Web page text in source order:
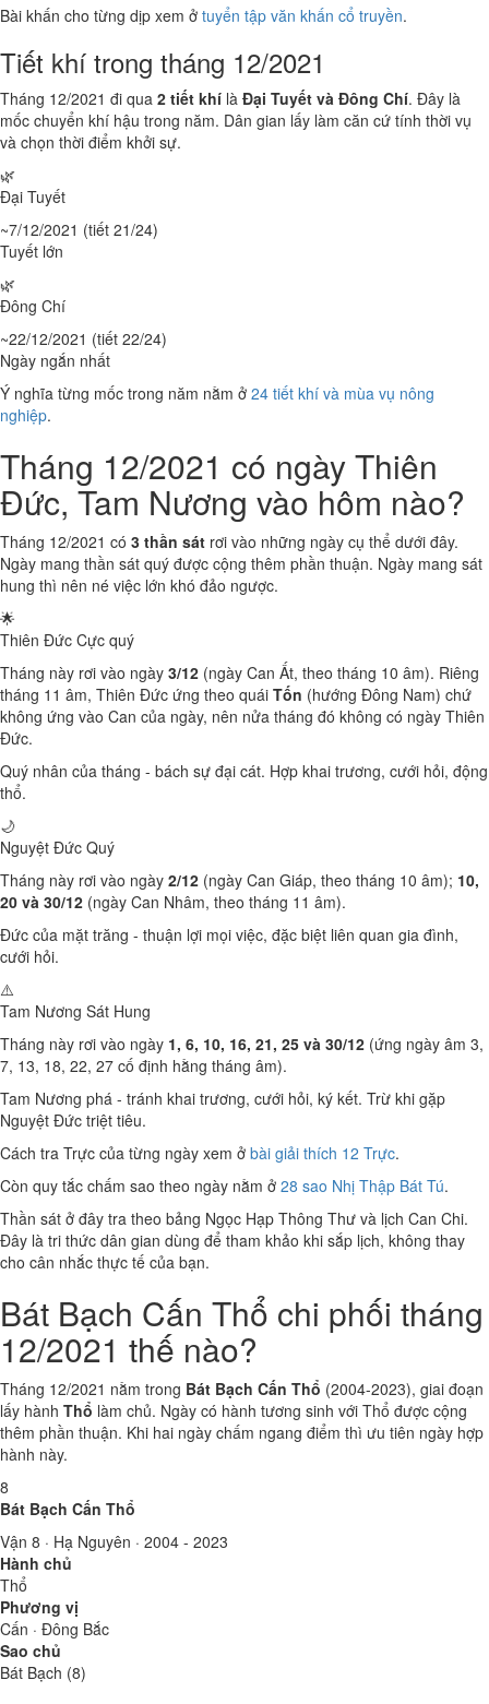
Bài khấn cho từng dịp xem ở tuyển tập văn khấn cổ truyền.
Tiết khí trong tháng 12/2021
Tháng 12/2021 đi qua 2 tiết khí là Đại Tuyết và Đông Chí. Đây là
mốc chuyển khí hậu trong năm. Dân gian lấy làm căn cứ tính thời vụ
và chọn thời điểm khởi sự.
🌿
Đại Tuyết
~7/12/2021 (tiết 21/24)
Tuyết lớn
🌿
Đông Chí
~22/12/2021 (tiết 22/24)
Ngày ngắn nhất
Ý nghĩa từng mốc trong năm nằm ở 24 tiết khí và mùa vụ nông
nghiệp.
Tháng 12/2021 có ngày Thiên
Đức, Tam Nương vào hôm nào?
Tháng 12/2021 có 3 thần sát rơi vào những ngày cụ thể dưới đây.
Ngày mang thần sát quý được cộng thêm phần thuận. Ngày mang sát
hung thì nên né việc lớn khó đảo ngược.
🌟
Thiên Đức Cực quý
Tháng này rơi vào ngày 3/12 (ngày Can Ất, theo tháng 10 âm). Riêng
tháng 11 âm, Thiên Đức ứng theo quái Tốn (hướng Đông Nam) chứ
không ứng vào Can của ngày, nên nửa tháng đó không có ngày Thiên
Đức.
Quý nhân của tháng - bách sự đại cát. Hợp khai trương, cưới hỏi, động
thổ.
🌙
Nguyệt Đức Quý
Tháng này rơi vào ngày 2/12 (ngày Can Giáp, theo tháng 10 âm); 10,
20 và 30/12 (ngày Can Nhâm, theo tháng 11 âm).
Đức của mặt trăng - thuận lợi mọi việc, đặc biệt liên quan gia đình,
cưới hỏi.
⚠️
Tam Nương Sát Hung
Tháng này rơi vào ngày 1, 6, 10, 16, 21, 25 và 30/12 (ứng ngày âm 3,
7, 13, 18, 22, 27 cố định hằng tháng âm).
Tam Nương phá - tránh khai trương, cưới hỏi, ký kết. Trừ khi gặp
Nguyệt Đức triệt tiêu.
Cách tra Trực của từng ngày xem ở bài giải thích 12 Trực.
Còn quy tắc chấm sao theo ngày nằm ở 28 sao Nhị Thập Bát Tú.
Thần sát ở đây tra theo bảng Ngọc Hạp Thông Thư và lịch Can Chi.
Đây là tri thức dân gian dùng để tham khảo khi sắp lịch, không thay
cho cân nhắc thực tế của bạn.
Bát Bạch Cấn Thổ chi phối tháng
12/2021 thế nào?
Tháng 12/2021 nằm trong Bát Bạch Cấn Thổ (2004-2023), giai đoạn
lấy hành Thổ làm chủ. Ngày có hành tương sinh với Thổ được cộng
thêm phần thuận. Khi hai ngày chấm ngang điểm thì ưu tiên ngày hợp
hành này.
8
Bát Bạch Cấn Thổ
Vận 8 · Hạ Nguyên · 2004 - 2023
Hành chủ
Thổ
Phương vị
Cấn · Đông Bắc
Sao chủ
Bát Bạch (8)